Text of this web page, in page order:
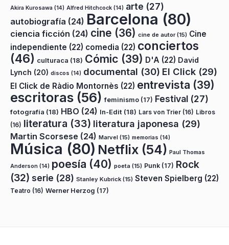
Akira Kurosawa (14) Alfred Hitchcock (14) arte (27)
autobiografía (24) Barcelona (80)
ciencia ficción (24) cine (36) cine de autor(15) Cine
independiente (22) comedia (22) conciertos
(46) culturaca (18) Cómic (39) D'A (22) David
Lynch (20) discos (14) documental (30) El Click (29)
El Click de Ràdio Montornès (22) entrevista (39)
escritoras (56) feminismo (17) Festival (27)
fotografía (18) HBO (24) In-Edit (18) Lars von Trier (16) Libros
(16) literatura (33) literatura japonesa (29)
Martin Scorsese (24) Marvel (15) memorias (14)
Música (80) Netflix (54) Paul Thomas
Anderson (14) poesía (40) poeta (15) Punk (17) Rock
(32) serie (28) Stanley Kubrick (15) Steven Spielberg (22)
Teatro (16) Werner Herzog (17)